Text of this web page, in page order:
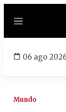
Menú
06 ago
Mundo